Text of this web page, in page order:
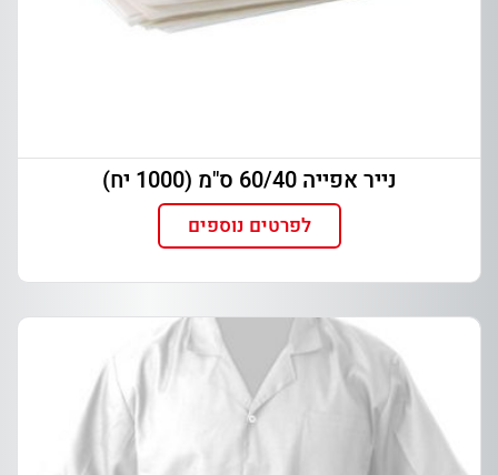
נייר אפייה 60/40 ס"מ (1000 יח)
לפרטים נוספים